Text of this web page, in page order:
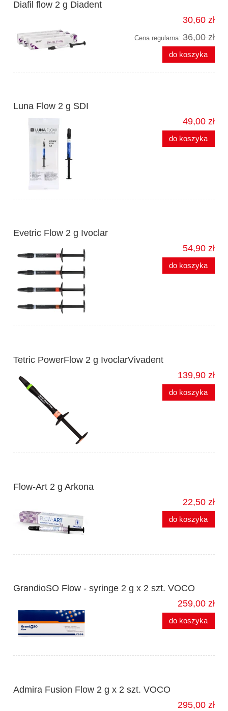
Diafil flow 2 g Diadent
30,60 zł
Cena regularna: 36,00 zł
do koszyka
Luna Flow 2 g SDI
49,00 zł
do koszyka
Evetric Flow 2 g Ivoclar
54,90 zł
do koszyka
Tetric PowerFlow 2 g IvoclarVivadent
139,90 zł
do koszyka
Flow-Art 2 g Arkona
22,50 zł
do koszyka
GrandioSO Flow - syringe 2 g x 2 szt. VOCO
259,00 zł
do koszyka
Admira Fusion Flow 2 g x 2 szt. VOCO
295,00 zł